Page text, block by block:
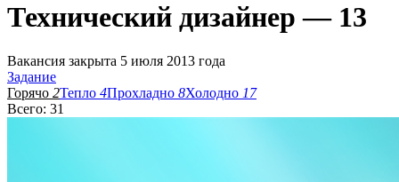
Технический дизайнер — 13
Вакансия закрыта 5 июля 2013 года
Задание
Горячо 2Тепло 4Прохладно 8Холодно 17
Всего: 31